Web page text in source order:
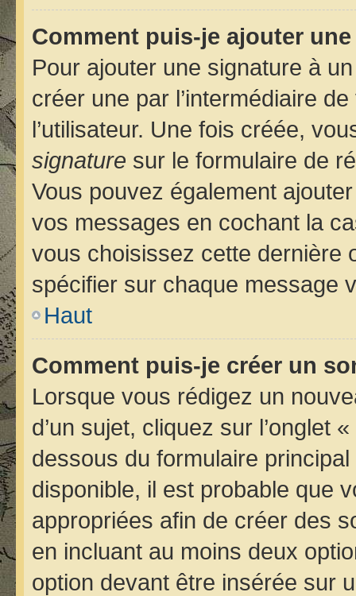
Comment puis-je ajouter
Pour ajouter une signature à
créer une par l’intermédiaire
l’utilisateur. Une fois créée,
signature sur le formulaire de
Vous pouvez également
vos messages en cochant la
vous choisissez cette dernière
spécifier sur chaque message
Haut
Comment puis-je créer un
Lorsque vous rédigez un
d’un sujet, cliquez sur l’onglet
dessous du formulaire
disponible, il est probable que
appropriées afin de créer des
en incluant au moins deux
option devant être insérée sur